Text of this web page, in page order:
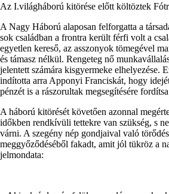
Az I.világháború kitörése előtt költöztek
A Nagy Háború alaposan felforgatta a
sok családban a frontra került férfi volt a
egyetlen kereső, az asszonyok tömegével
és támasz nélkül. Rengeteg nő
jelentett számára kisgyermeke elhelyezése.
indította arra Apponyi Franciskát, hogy
pénzét is a rászorultak megsegítésére
A háború kitörését követően azonnal
időkben rendkívüli tettekre van szükség, s
várni. A szegény nép gondjaival való
meggyőződéséből fakadt, amit jól tükröz a
jelmondata: